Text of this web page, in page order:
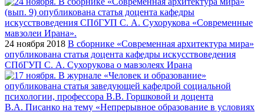
24 ноября 2018 В сборнике «Современная архитектура мира»
опубликована статья доцента кафедры искусствоведения
СПбГУП С. А. Сухорукова о мавзолеях Ирана